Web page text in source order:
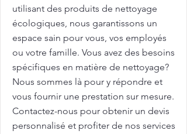
utilisant des produits de nettoyage
écologiques, nous garantissons un
espace sain pour vous, vos employés
ou votre famille. Vous avez des besoins
spécifiques en matière de nettoyage?
Nous sommes là pour y répondre et
vous fournir une prestation sur mesure.
Contactez-nous pour obtenir un devis
personnalisé et profiter de nos services